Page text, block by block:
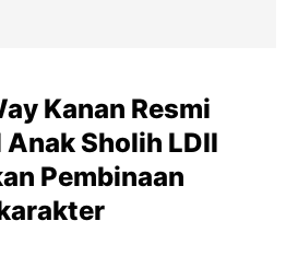
Kanan Resmi
Sholih LDII
Pembinaan